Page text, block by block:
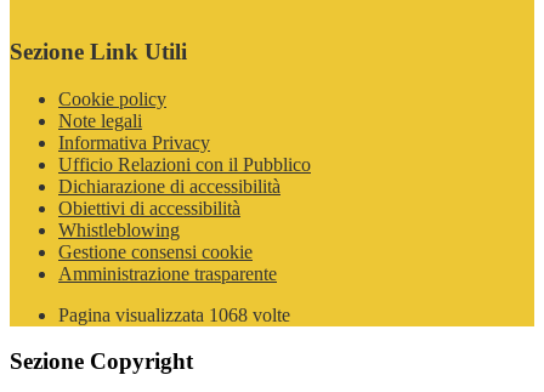
Sezione Link Utili
Cookie policy
Note legali
Informativa Privacy
Ufficio Relazioni con il Pubblico
Dichiarazione di accessibilità
Obiettivi di accessibilità
Whistleblowing
Gestione consensi cookie
Amministrazione trasparente
Pagina visualizzata 1068 volte
Sezione Copyright